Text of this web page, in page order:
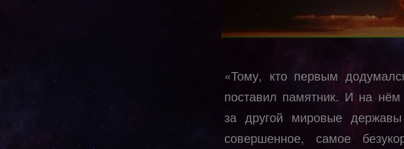
«Тому, кто первым
поставил памятник. И на
за другой мировые
совершенное, самое